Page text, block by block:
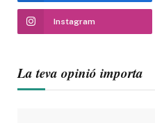
Instagram
La teva opinió importa